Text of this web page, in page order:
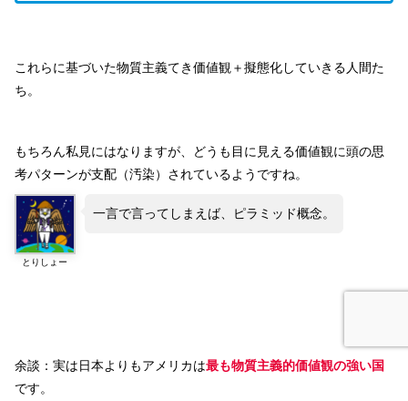
これらに基づいた物質主義てき価値観＋擬態化していきる人間た
ち。
もちろん私見にはなりますが、どうも目に見える価値観に頭の思
考パターンが支配（汚染）されているようですね。
とりしょー
一言で言ってしまえば、ピラミッド概念。
余談：実は日本よりもアメリカは最も物質主義的価値観の強い国
です。